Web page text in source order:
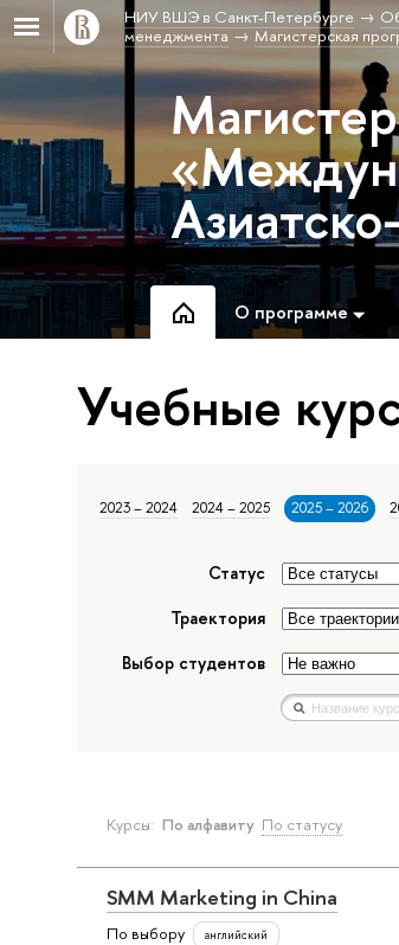
НИУ ВШЭ в Санкт-Петербурге
менеджмента
Магистерская
О программе
Учебные
2023 – 2024 2024 – 2025 2025 – 2026
Статус
Траектория
Выбор студентов
Курсы: По алфавиту По статусу
SMM Marketing in China
По выбору английский